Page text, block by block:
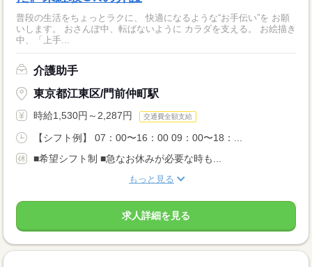
普段の生活をちょっとラクに、 快適になるような“お手伝い”を お願
いします。 おさんぽ中、転ばないように カラダを支える。 お絵描き
中、「上手...
介護助手
東京都江東区/門前仲町駅
時給1,530円～2,287円 交通費全額支給
【シフト例】 07：00〜16：00 09：00〜18：...
■希望シフト制 ■急なお休みが必要な時も...
もっと見る
求人詳細を見る